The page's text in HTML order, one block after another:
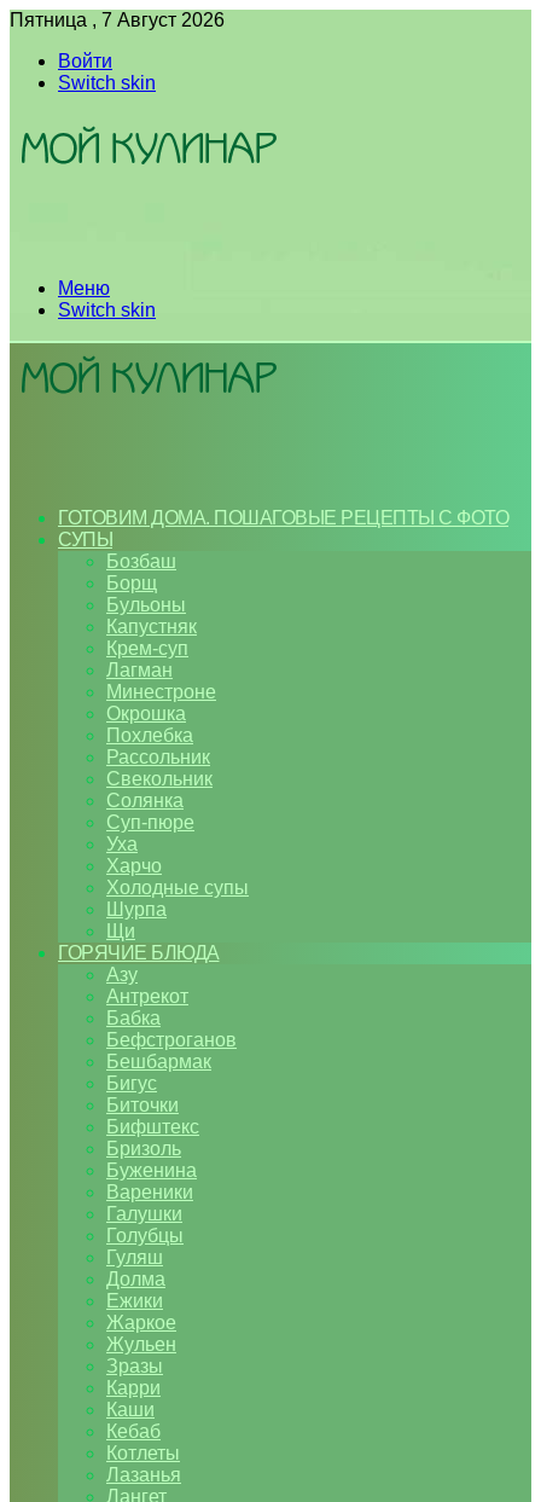
Пятница , 7 Август 2026
Войти
Switch skin
Меню
Switch skin
ГОТОВИМ ДОМА. ПОШАГОВЫЕ РЕЦЕПТЫ С ФОТО
СУПЫ
Бозбаш
Борщ
Бульоны
Капустняк
Крем-суп
Лагман
Минестроне
Окрошка
Похлебка
Рассольник
Свекольник
Солянка
Суп-пюре
Уха
Харчо
Холодные супы
Шурпа
Щи
ГОРЯЧИЕ БЛЮДА
Азу
Антрекот
Бабка
Бефстроганов
Бешбармак
Бигус
Биточки
Бифштекс
Бризоль
Буженина
Вареники
Галушки
Голубцы
Гуляш
Долма
Ежики
Жаркое
Жульен
Зразы
Карри
Каши
Кебаб
Котлеты
Лазанья
Лангет